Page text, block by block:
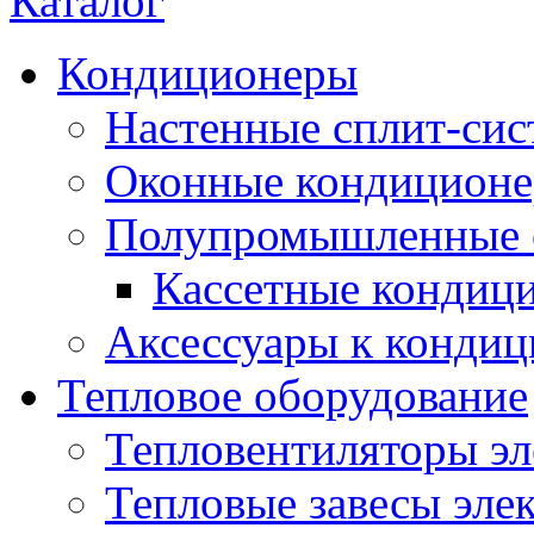
Кондиционеры
Настенные сплит-
Оконные
Полупромышленные
Кассетные
Аксессуары к
Тепловое оборудование
Тепловентиляторы
Тепловые завесы